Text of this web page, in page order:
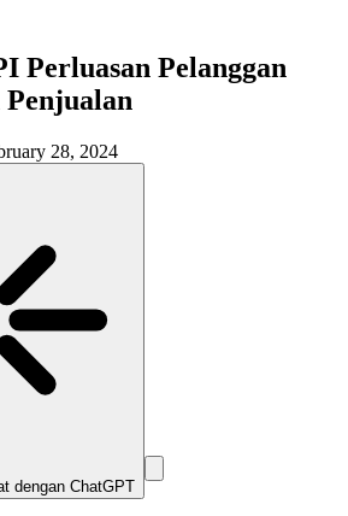
Perluasan Pelanggan
28, 2024
dengan ChatGPT